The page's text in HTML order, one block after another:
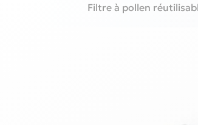
Filtre à pollen